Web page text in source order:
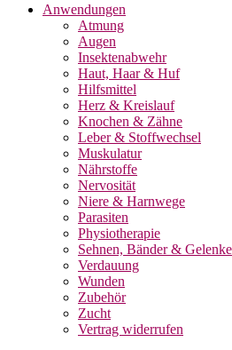
Anwendungen
Atmung
Augen
Insektenabwehr
Haut, Haar & Huf
Hilfsmittel
Herz & Kreislauf
Knochen & Zähne
Leber & Stoffwechsel
Muskulatur
Nährstoffe
Nervosität
Niere & Harnwege
Parasiten
Physiotherapie
Sehnen, Bänder & Gelenke
Verdauung
Wunden
Zubehör
Zucht
Vertrag widerrufen